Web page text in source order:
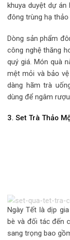
khuya duyệt dự
đông trùng hạ
Dòng sản phẩm
công nghệ thăng
quý giá. Món quà
mệt mỏi và bảo
dàng hãm trà
dùng để ngâm
3. Set Trà Thảo
Ngày Tết là dịp
bè và đối tác đến
sang trọng bao